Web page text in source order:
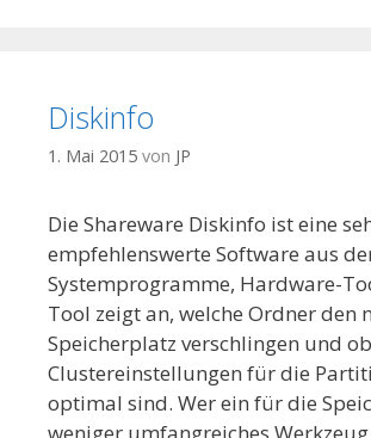
Diskinfo
1. Mai 2015 von JP
Die Shareware Diskinfo ist eine
empfehlenswerte Software aus
Systemprogramme, Hardware-
Tool zeigt an, welche Ordner den
Speicherplatz verschlingen und
Clustereinstellungen für die
optimal sind. Wer ein für die